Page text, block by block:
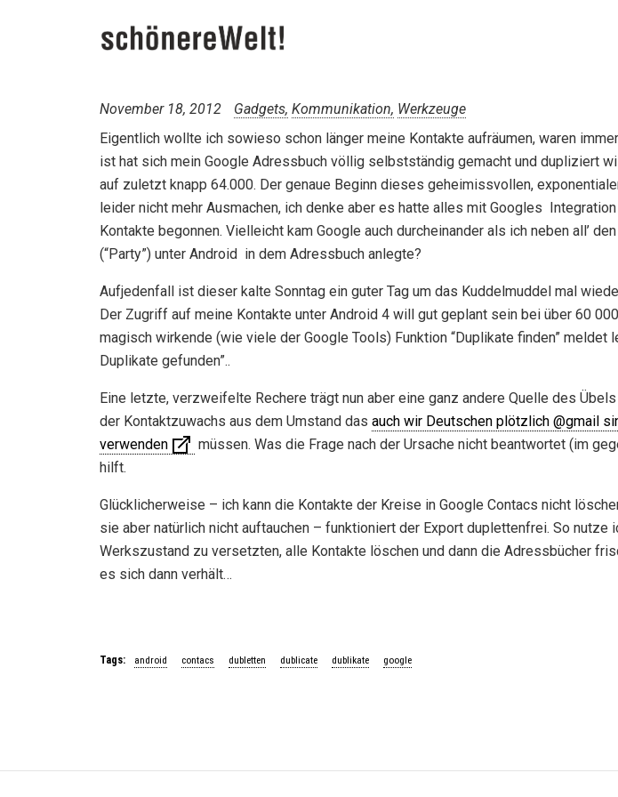
November 18, 2012 Gadgets Kommunikation Werkzeuge
Eigentlich wollte ich sowieso schon länger meine Kontakte aufräumen, waren
ist hat sich mein Google Adressbuch völlig selbstständig gemacht und dupliziert
auf zuletzt knapp 64.000. Der genaue Beginn dieses geheimissvollen,
leider nicht mehr Ausmachen, ich denke aber es hatte alles mit Googles
Kontakte begonnen. Vielleicht kam Google auch durcheinander als ich neben all’
(“Party”) unter Android in dem Adressbuch anlegte?
Aufjedenfall ist dieser kalte Sonntag ein guter Tag um das Kuddelmuddel mal
Der Zugriff auf meine Kontakte unter Android 4 will gut geplant sein bei über 60
magisch wirkende (wie viele der Google Tools) Funktion “Duplikate finden” meldet
Duplikate gefunden”..
Eine letzte, verzweifelte Rechere trägt nun aber eine ganz andere Quelle des
der Kontaktzuwachs aus dem Umstand das auch wir Deutschen plötzlich @gmail
verwenden
müssen. Was die Frage nach der Ursache nicht beantwortet (im
hilft.
Glücklicherweise – ich kann die Kontakte der Kreise in Google Contacs nicht
sie aber natürlich nicht auftauchen – funktioniert der Export duplettenfrei. So nutze
Werkszustand zu versetzten, alle Kontakte löschen und dann die Adressbücher
es sich dann verhält…
Tags: android contacs dubletten dublicate dublikate google